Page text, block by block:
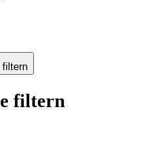
filtern
filtern